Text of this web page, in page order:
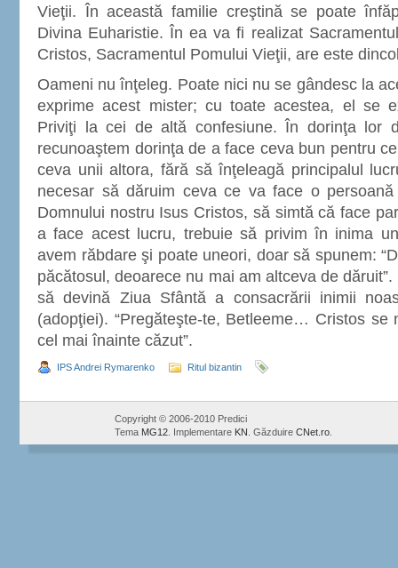
Vieţii. În această familie creştină se poate
Divina Euharistie. În ea va fi realizat
Cristos, Sacramentul Pomului Vieţii, are este
Oameni nu înţeleg. Poate nici nu se gândesc la
exprime acest mister; cu toate acestea, el se
Priviţi la cei de altă confesiune. În dorinţa lor
recunoaştem dorinţa de a face ceva bun pentru
ceva unii altora, fără să înţeleagă principalul
necesar să dăruim ceva ce va face o
Domnului nostru Isus Cristos, să simtă că face
a face acest lucru, trebuie să privim în inima
avem răbdare şi poate uneori, doar să spunem:
păcătosul, deoarece nu mai am altceva de
să devină Ziua Sfântă a consacrării inimii
(adopţiei). “Pregăteşte-te, Betleeme… Cristos se
cel mai înainte căzut”.
IPS Andrei Rymarenko Ritul bizantin
Copyright © 2006-2010 Predici
Tema MG12 . Implementare KN . Găzduire CNet.ro